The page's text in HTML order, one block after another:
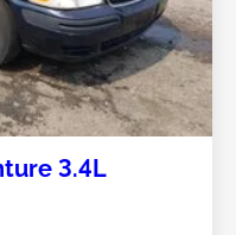
3.4L